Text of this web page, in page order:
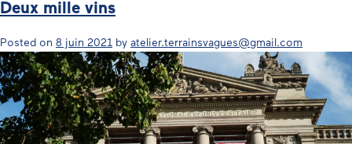
Deux mille vins
Posted on 8 juin 2021 by atelier.terrainsvagues@gmail.com